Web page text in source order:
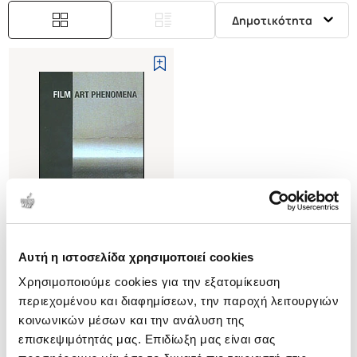
Αυτή η ιστοσελίδα χρησιμοποιεί cookies
Χρησιμοποιούμε cookies για την εξατομίκευση
περιεχομένου και διαφημίσεων, την παροχή λειτουργιών
κοινωνικών μέσων και την ανάλυση της
επισκεψιμότητάς μας. Επιδίωξη μας είναι σας
Δημοτικότητα
(0)
FILM ART PHENOMENA (P/B)
HAMLYN NICKY
Κωδ. Πολιτείας:0689-0018